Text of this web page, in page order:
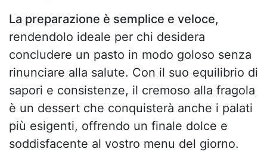
La preparazione è semplice e veloce,
rendendolo ideale per chi desidera
concludere un pasto in modo goloso senza
rinunciare alla salute. Con il suo equilibrio di
sapori e consistenze, il cremoso alla fragola
è un dessert che conquisterà anche i palati
più esigenti, offrendo un finale dolce e
soddisfacente al vostro menu del giorno.